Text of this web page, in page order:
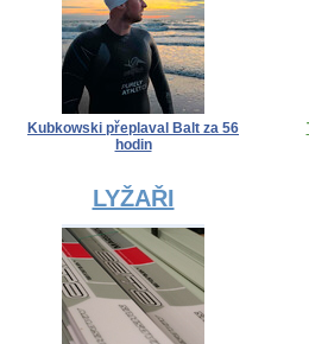
Kubkowski přeplaval Balt za 56
hodin
LYŽAŘI